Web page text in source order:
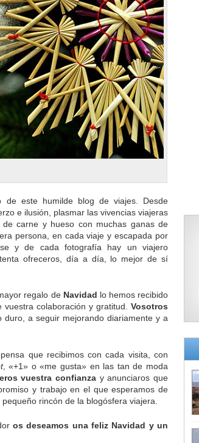
de este humilde blog de viajes. Desde
e ilusión, plasmar las vivencias viajeras
carne y hueso con muchas ganas de
persona, en cada viaje y escapada por
y de cada fotografía hay un viajero
ofreceros, día a día, lo mejor de sí
regalo de Navidad lo hemos recibido
colaboración y gratitud. Vosotros
a seguir mejorando diariamente y a
que recibimos con cada visita, con
, «+1» o «me gusta» en las tan de moda
vuestra confianza y anunciaros que
y trabajo en el que esperamos de
rincón de la blogósfera viajera.
os deseamos una feliz Navidad y un